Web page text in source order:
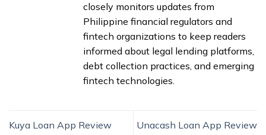
closely monitors updates from
Philippine financial regulators and
fintech organizations to keep readers
informed about legal lending platforms,
debt collection practices, and emerging
fintech technologies.
Kuya Loan App Review
Unacash Loan App Review